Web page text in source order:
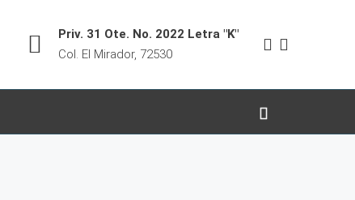
Priv. 31 Ote. No. 2022 Letra "K"
Col. El Mirador, 72530